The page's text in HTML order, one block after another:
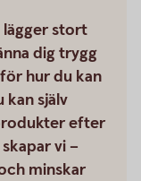
lägger stort
dig trygg
hur du kan
kan själv
efter
vi –
minskar